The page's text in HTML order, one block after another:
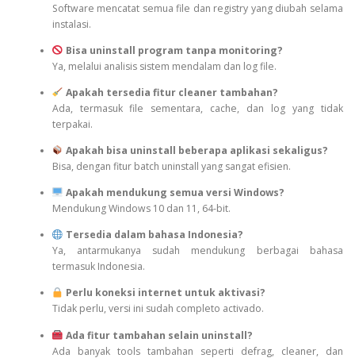
Software mencatat semua file dan registry yang diubah selama
instalasi.
Bisa uninstall program tanpa monitoring?
Ya, melalui analisis sistem mendalam dan log file.
Apakah tersedia fitur cleaner tambahan?
Ada, termasuk file sementara, cache, dan log yang tidak
terpakai.
Apakah bisa uninstall beberapa aplikasi sekaligus?
Bisa, dengan fitur batch uninstall yang sangat efisien.
Apakah mendukung semua versi Windows?
Mendukung Windows 10 dan 11, 64-bit.
Tersedia dalam bahasa Indonesia?
Ya, antarmukanya sudah mendukung berbagai bahasa
termasuk Indonesia.
Perlu koneksi internet untuk aktivasi?
Tidak perlu, versi ini sudah completo activado.
Ada fitur tambahan selain uninstall?
Ada banyak tools tambahan seperti defrag, cleaner, dan